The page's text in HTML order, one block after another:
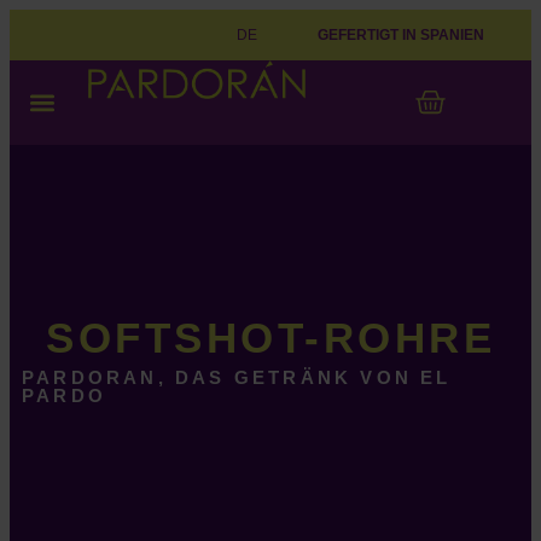
GEFERTIGT IN SPANIEN
DE
SOFTSHOT-ROHRE
PARDORAN, DAS GETRÄNK VON EL
PARDO